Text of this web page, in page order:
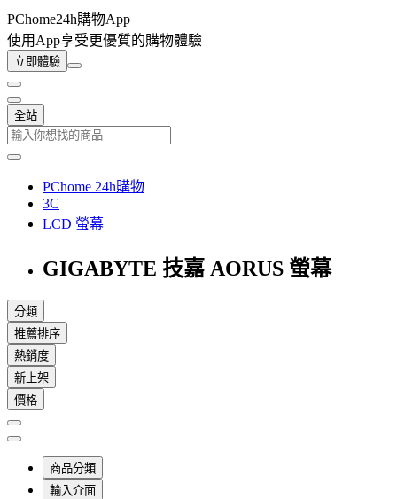
PChome24h購物App
使用App享受更優質的購物體驗
立即體驗
全站
PChome 24h購物
3C
LCD 螢幕
GIGABYTE 技嘉 AORUS 螢幕
分類
推薦排序
熱銷度
新上架
價格
商品分類
輸入介面